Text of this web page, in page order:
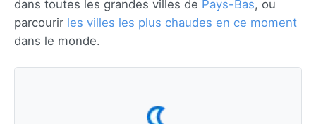
dans toutes les grandes villes de Pays-Bas, ou
parcourir les villes les plus chaudes en ce moment
dans le monde.